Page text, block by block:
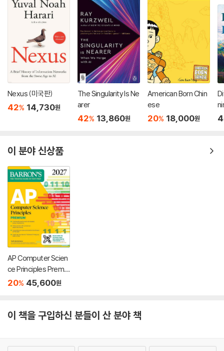
Nexus (미국판)
42% 14,730원
The Singularity Is Ne
arer
42% 13,860원
American Born Chin
ese
20% 18,000원
이 분야 신상품
AP Computer Scien
ce Principles Premiu
m, 2027: 6 Practice
ne Practice
20% 45,600원
이 책을 구입하신 분들이 산 분야 책